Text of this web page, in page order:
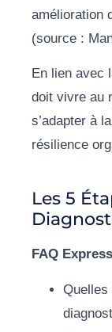
amélioration
(source :
En lien avec
doit vivre au
s’adapter à
résilience
Les 5
FAQ
Quelles